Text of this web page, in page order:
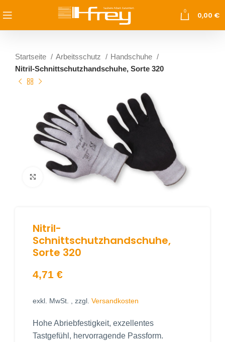
0 0,00 €
Startseite Arbeitsschutz
Handschuhe
Nitril-Schnittschutzhandschuhe, Sorte 320
vergrößern
Nitril-
Schnittschutzhandschuhe,
Sorte 320
4,71 €
exkl. MwSt. , zzgl. Versandkosten
Hohe Abriebfestigkeit, exzellentes
Tastgefühl, hervorragende Passform.